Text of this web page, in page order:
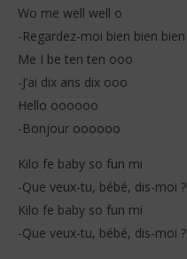
Wo me well well o
-Regardez-moi bien bien bien
Me I be ten ten ooo
-J’ai dix ans dix ooo
Hello oooooo
-Bonjour oooooo
Kilo fe baby so fun mi
-Que veux-tu, bébé, dis-moi ?
Kilo fe baby so fun mi
-Que veux-tu, bébé, dis-moi ?